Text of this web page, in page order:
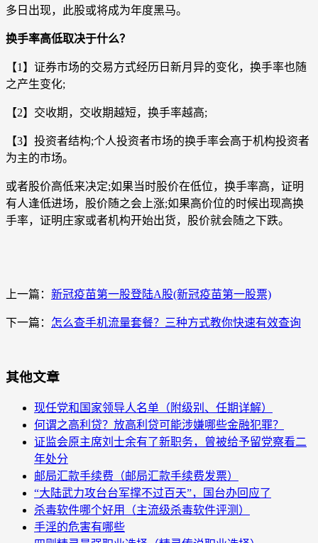
多日出现，此股或将成为年度黑马。
换手率高低取决于什么？
【1】证券市场的交易方式经历日新月异的变化，换手率也随
之产生变化;
【2】交收期，交收期越短，换手率越高;
【3】投资者结构;个人投资者市场的换手率会高于机构投资者
为主的市场。
或者股价高低来决定;如果当时股价在低位，换手率高，证明
有人逢低进场，股价随之会上涨;如果高价位的时候出现高换
手率，证明庄家或者机构开始出货，股价就会随之下跌。
上一篇： 新冠疫苗第一股登陆A股(新冠疫苗第一股票)
下一篇： 怎么查手机流量套餐？三种方式教你快速有效查询
其他文章
现任党和国家领导人名单（附级别、任期详解）
何谓之高利贷？放高利贷可能涉嫌哪些金融犯罪？
证监会原主席刘士余有了新职务，曾被给予留党察看二
年处分
邮局汇款手续费（邮局汇款手续费发票）
“大陆武力攻台台军撑不过百天”，国台办回应了
杀毒软件哪个好用（主流级杀毒软件评测）
手淫的危害有哪些